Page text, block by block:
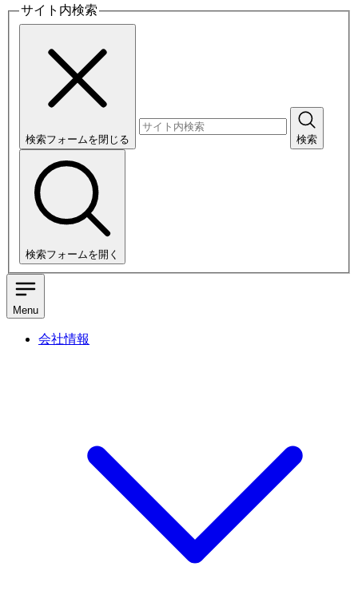
サイト内検索
検索フォームを閉じる 検索
検索フォームを開く
Menu
会社情報